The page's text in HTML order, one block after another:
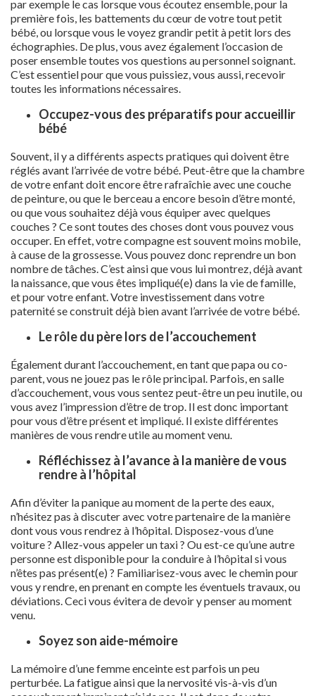
par exemple le cas lorsque vous écoutez ensemble, pour la
première fois, les battements du cœur de votre tout petit
bébé, ou lorsque vous le voyez grandir petit à petit lors des
échographies. De plus, vous avez également l’occasion de
poser ensemble toutes vos questions au personnel soignant.
C’est essentiel pour que vous puissiez, vous aussi, recevoir
toutes les informations nécessaires.
Occupez-vous des préparatifs pour accueillir
bébé
Souvent, il y a différents aspects pratiques qui doivent être
réglés avant l’arrivée de votre bébé. Peut-être que la chambre
de votre enfant doit encore être rafraîchie avec une couche
de peinture, ou que le berceau a encore besoin d’être monté,
ou que vous souhaitez déjà vous équiper avec quelques
couches ? Ce sont toutes des choses dont vous pouvez vous
occuper. En effet, votre compagne est souvent moins mobile,
à cause de la grossesse. Vous pouvez donc reprendre un bon
nombre de tâches. C’est ainsi que vous lui montrez, déjà avant
la naissance, que vous êtes impliqué(e) dans la vie de famille,
et pour votre enfant. Votre investissement dans votre
paternité se construit déjà bien avant l’arrivée de votre bébé.
Le rôle du père lors de l’accouchement
Également durant l’accouchement, en tant que papa ou co-
parent, vous ne jouez pas le rôle principal. Parfois, en salle
d’accouchement, vous vous sentez peut-être un peu inutile, ou
vous avez l’impression d’être de trop. Il est donc important
pour vous d’être présent et impliqué. Il existe différentes
manières de vous rendre utile au moment venu.
Réfléchissez à l’avance à la manière de vous
rendre à l’hôpital
Afin d’éviter la panique au moment de la perte des eaux,
n’hésitez pas à discuter avec votre partenaire de la manière
dont vous vous rendrez à l’hôpital. Disposez-vous d’une
voiture ? Allez-vous appeler un taxi ? Ou est-ce qu’une autre
personne est disponible pour la conduire à l’hôpital si vous
n’êtes pas présent(e) ? Familiarisez-vous avec le chemin pour
vous y rendre, en prenant en compte les éventuels travaux, ou
déviations. Ceci vous évitera de devoir y penser au moment
venu.
Soyez son aide-mémoire
La mémoire d’une femme enceinte est parfois un peu
perturbée. La fatigue ainsi que la nervosité vis-à-vis d’un